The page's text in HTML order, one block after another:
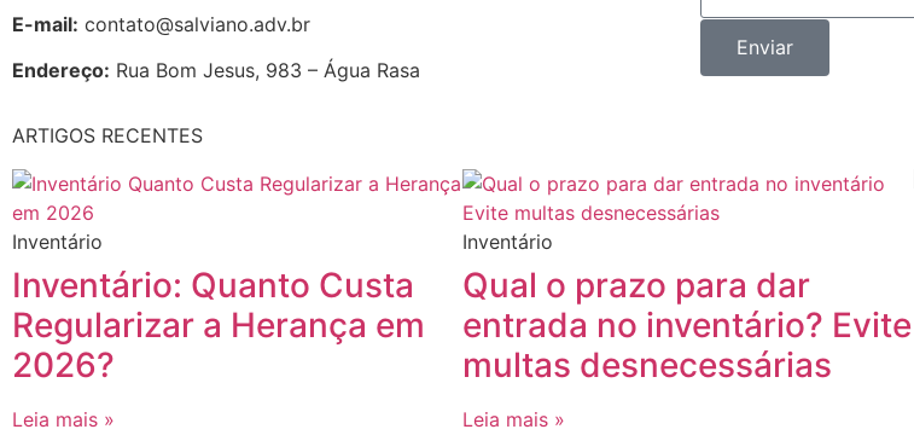
E-mail: contato@salviano.adv.br
Endereço: Rua Bom Jesus, 983 – Água Rasa
Enviar
ARTIGOS RECENTES
Inventário
Inventário: Quanto Custa
Regularizar a Herança em
2026?
Leia mais »
Inventário
Qual o prazo para dar
entrada no inventário? Evite
multas desnecessárias
Leia mais »